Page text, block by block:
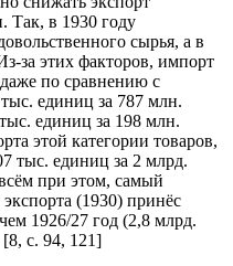
Так, в 1930 году
сырья, а в
за этих факторов, импорт
по сравнению с
единиц за 787 млн.
единиц за 198 млн.
этой категории товаров,
тыс. единиц за 2 млрд.
при этом, самый
(1930) принёс
1926/27 год (2,8 млрд.
c. 94, 121]